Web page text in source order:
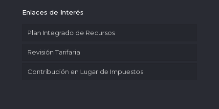
Enlaces de Interés
Plan Integrado de Recursos
Revisión Tarifaria
Contribución en Lugar de Impuestos